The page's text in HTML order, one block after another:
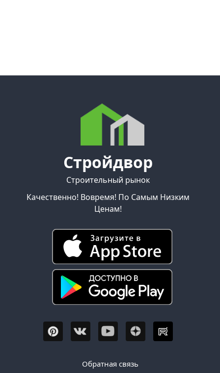
Стройдвор
Строительный рынок
Качественно! Вовремя! По Самым Низким
Ценам!
Обратная связь